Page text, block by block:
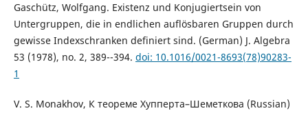
Gaschütz, Wolfgang. Existenz und Konjugiertsein von
Untergruppen, die in endlichen auflösbaren Gruppen durch
gewisse Indexschranken definiert sind. (German) J. Algebra
53 (1978), no. 2, 389--394. doi: 10.1016/0021-8693(78)90283-
1
V. S. Monakhov, К теореме Хупперта–Шеметкова (Russian)